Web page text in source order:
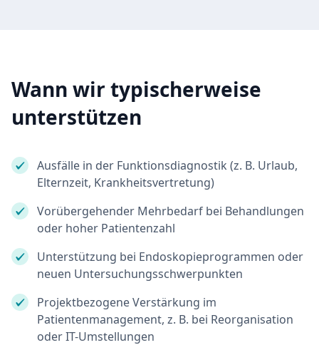
Wann wir typischerweise
unterstützen
Ausfälle in der Funktionsdiagnostik (z. B. Urlaub,
Elternzeit, Krankheitsvertretung)
Vorübergehender Mehrbedarf bei Behandlungen
oder hoher Patientenzahl
Unterstützung bei Endoskopieprogrammen oder
neuen Untersuchungsschwerpunkten
Projektbezogene Verstärkung im
Patientenmanagement, z. B. bei Reorganisation
oder IT-Umstellungen